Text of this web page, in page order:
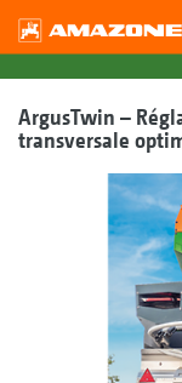
ArgusTwin –
transversale